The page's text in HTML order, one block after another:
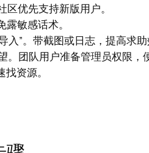
优先支持新版用户。
敏感话术。
入”。带截图或日志，提高求助
团队用户准备管理员权限，
资源。